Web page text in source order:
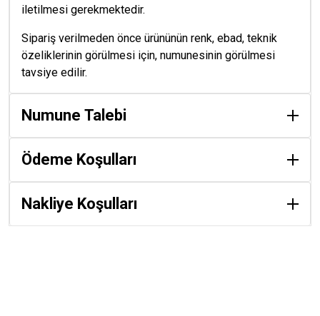
iletilmesi gerekmektedir.
Sipariş verilmeden önce ürününün renk, ebad, teknik
özeliklerinin görülmesi için, numunesinin görülmesi
tavsiye edilir.
Numune Talebi
Ödeme Koşulları
Nakliye Koşulları